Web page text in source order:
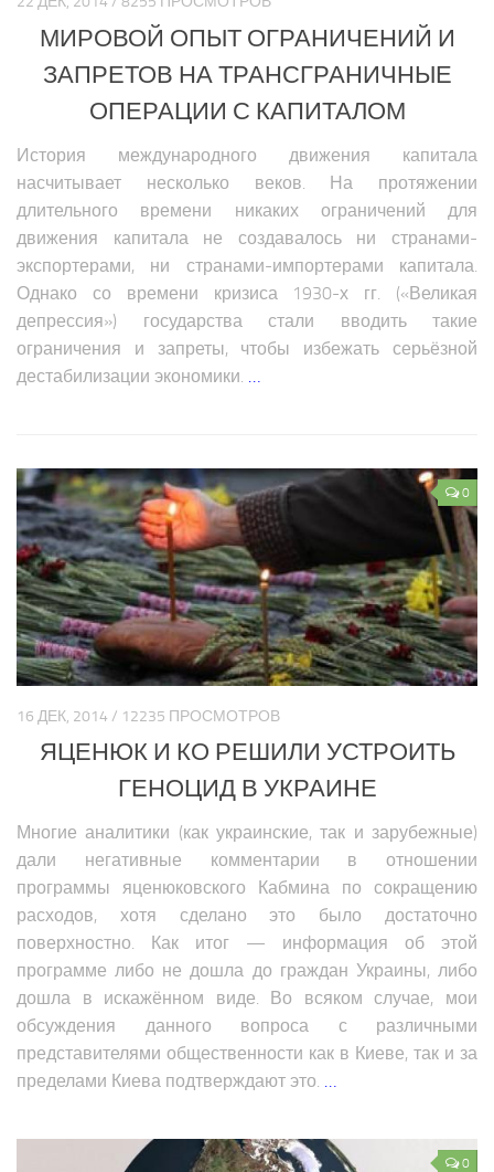
МИРОВОЙ ОПЫТ ОГРАНИЧЕНИЙ И
ЗАПРЕТОВ НА ТРАНСГРАНИЧНЫЕ
ОПЕРАЦИИ С КАПИТАЛОМ
История международного движения капитала
насчитывает несколько веков. На протяжении
длительного времени никаких ограничений для
движения капитала не создавалось ни странами-
экспортерами, ни странами-импортерами капитала.
Однако со времени кризиса 1930-х гг. («Великая
депрессия») государства стали вводить такие
ограничения и запреты, чтобы избежать серьёзной
дестабилизации экономики.
0
16 ДЕК, 2014 / 12235 ПРОСМОТРОВ
ЯЦЕНЮК И КО РЕШИЛИ УСТРОИТЬ
ГЕНОЦИД В УКРАИНЕ
Многие аналитики (как украинские, так и зарубежные)
дали негативные комментарии в отношении
программы яценюковского Кабмина по сокращению
расходов, хотя сделано это было достаточно
поверхностно. Как итог — информация об этой
программе либо не дошла до граждан Украины, либо
дошла в искажённом виде. Во всяком случае, мои
обсуждения данного вопроса с различными
представителями общественности как в Киеве, так и за
пределами Киева подтверждают это.
0